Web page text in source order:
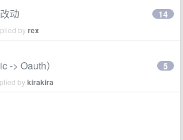
动
byrex
14
-> Oauth）
bykirakira
5